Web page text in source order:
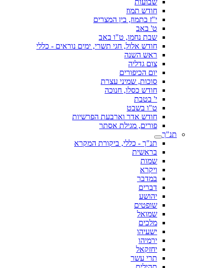
שבועות
חודש תמוז
י"ז בתמוז, בין המצרים
ט' באב
שבת נחמו, ט"ו באב
חודש אלול, חגי תשרי, ימים נוראים - כללי
ראש השנה
צום גדליה
יום הכיפורים
סוכות, שמיני עצרת
חודש כסלו, חנוכה
י' בטבת
ט"ו בשבט
חודש אדר וארבעת הפרשיות
פורים, מגילת אסתר
תנ"ך
תנ"ך - כללי, ביקורת המקרא
בראשית
שמות
ויקרא
במדבר
דברים
יהושע
שופטים
שמואל
מלכים
ישעיהו
ירמיהו
יחזקאל
תרי עשר